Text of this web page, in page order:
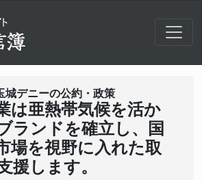
城デニーの公約・政策
は亜熱帯気候を活か
ランドを確立し、国
場を視野に入れた取
援します。